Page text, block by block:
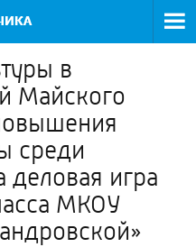
в
Майского
среди
игра
МКОУ